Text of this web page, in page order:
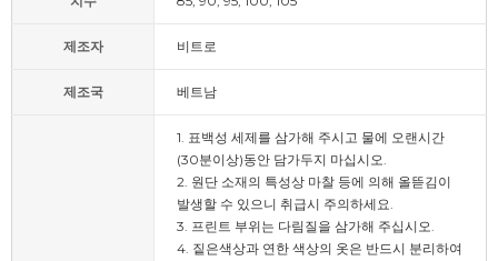
제조자 비트로
제조국 베트남
1. 표백성 세제를 삼가해 주시고 물에 오랜시간
(30분이상)동안 담가두지 마십시오.
2. 원단 소재의 특성상 마찰 등에 의해 올뜯김이
발생할 수 있으니 취급시 주의하세요.
3. 프린트 부위는 다림질을 삼가해 주십시오.
4. 짙은색상과 연한 색상의 옷은 반드시 분리하여